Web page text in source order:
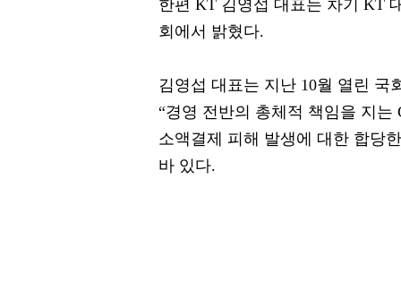
한편 KT 김영섭 대표는 차기 KT
회에서 밝혔다.
김영섭 대표는 지난 10월 열린 국
“경영 전반의 총체적 책임을 지
소액결제 피해 발생에 대한 합당
바 있다.